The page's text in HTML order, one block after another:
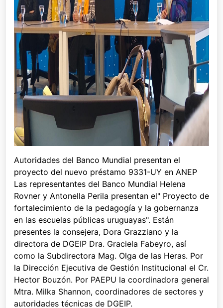
Autoridades del Banco Mundial presentan el
proyecto del nuevo préstamo 9331-UY en ANEP
Las representantes del Banco Mundial Helena
Rovner y Antonella Perila presentan el" Proyecto de
fortalecimiento de la pedagogía y la gobernanza
en las escuelas públicas uruguayas". Están
presentes la consejera, Dora Grazziano y la
directora de DGEIP Dra. Graciela Fabeyro, así
como la Subdirectora Mag. Olga de las Heras. Por
la Dirección Ejecutiva de Gestión Institucional el Cr.
Hector Bouzón. Por PAEPU la coordinadora general
Mtra. Milka Shannon, coordinadores de sectores y
autoridades técnicas de DGEIP.